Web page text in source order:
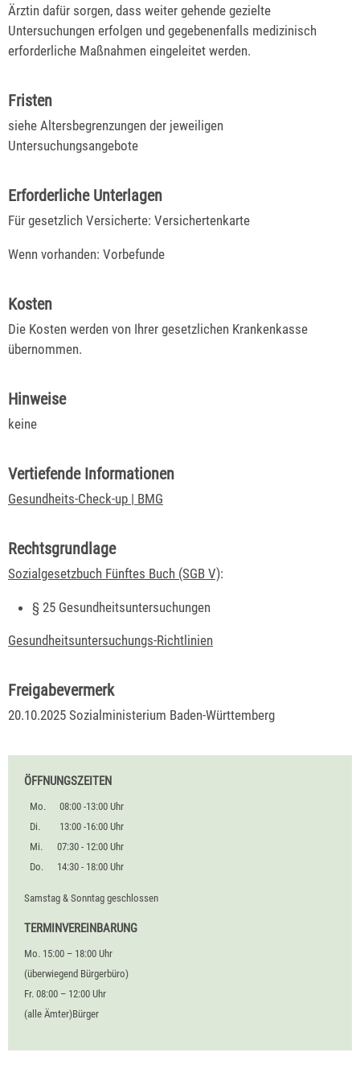
Ärztin dafür sorgen, dass weiter gehende gezielte
Untersuchungen erfolgen und gegebenenfalls medizinisch
erforderliche Maßnahmen eingeleitet werden.
Fristen
siehe Altersbegrenzungen der jeweiligen
Untersuchungsangebote
Erforderliche Unterlagen
Für gesetzlich Versicherte: Versichertenkarte
Wenn vorhanden: Vorbefunde
Kosten
Die Kosten werden von Ihrer gesetzlichen Krankenkasse
übernommen.
Hinweise
keine
Vertiefende Informationen
Gesundheits-Check-up | BMG
Rechtsgrundlage
Sozialgesetzbuch Fünftes Buch (SGB V):
§ 25 Gesundheitsuntersuchungen
Gesundheitsuntersuchungs-Richtlinien
Freigabevermerk
20.10.2025 Sozialministerium Baden-Württemberg
ÖFFNUNGSZEITEN
Mo.
08:00 -13:00 Uhr
Di.
13:00 -16:00 Uhr
Mi.
07:30 - 12:00 Uhr
Do.
14:30 - 18:00 Uhr
Samstag & Sonntag geschlossen
TERMINVEREINBARUNG
Mo. 15:00 – 18:00 Uhr
(überwiegend Bürgerbüro)
Fr. 08:00 – 12:00 Uhr
(alle Ämter)Bürger